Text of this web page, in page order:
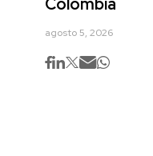
agosto 5, 2026